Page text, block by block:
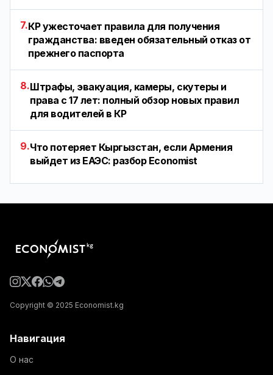
7.КР ужесточает правила для получения
гражданства: введен обязательный отказ от
прежнего паспорта
8.Штрафы, эвакуация, камеры, скутеры и
права с 17 лет: полный обзор новых правил
для водителей в КР
9.Что потеряет Кыргызстан, если Армения
выйдет из ЕАЭС: разбор Economist
Copyright © 2025 Economist.kg
Навигация
О нас